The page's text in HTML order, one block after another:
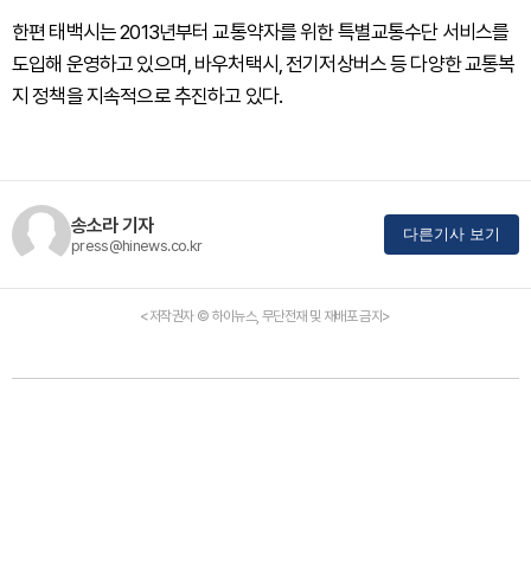
한편 태백시는 2013년부터 교통약자를 위한 특별교통수단 서비스를
도입해 운영하고 있으며, 바우처택시, 전기저상버스 등 다양한 교통복
지 정책을 지속적으로 추진하고 있다.
송소라 기자
press@hinews.co.kr
다른기사 보기
<저작권자 © 하이뉴스, 무단전재 및 재배포 금지>